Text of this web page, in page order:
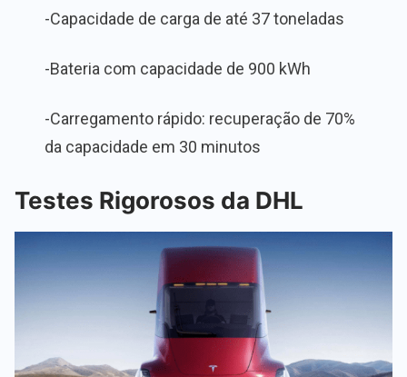
-Capacidade de carga de até 37 toneladas
-Bateria com capacidade de 900 kWh
-Carregamento rápido: recuperação de 70%
da capacidade em 30 minutos
Testes Rigorosos da DHL